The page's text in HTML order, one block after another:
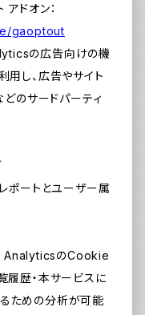
ドオン：
gaoptout
の広告向けの機
用し、広告やサイト
のサードパーティ
ートとユーザー属
AnalyticsのCookie
履歴・本サービスに
ための分析が可能